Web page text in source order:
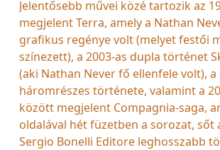
Jelentősebb művei közé tartozik az
megjelent Terra, amely a Nathan
grafikus regénye volt (melyet festői
színezett), a 2003-as dupla történet
(aki Nathan Never fő ellenfele volt), a
háromrészes története, valamint a
között megjelent Compagnia-saga,
oldalával hét füzetben a sorozat, sőt
Sergio Bonelli Editore leghosszabb